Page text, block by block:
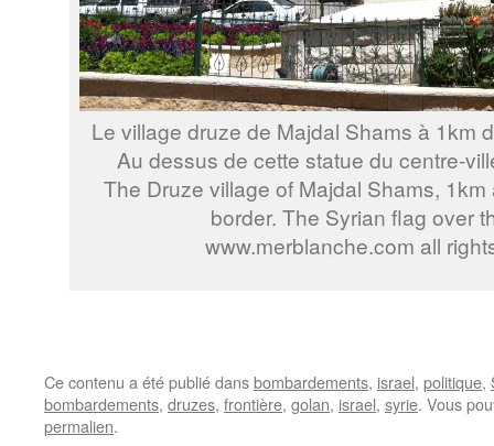
Le village druze de Majdal Shams à 1km
Au dessus de cette statue du centre-
The Druze village of Majdal Shams,
border. The Syrian flag over
www.merblanche.com all
Ce contenu a été publié dansbombardements, israel, politique,
bombardements, druzes, frontière, golan, israel, syrie. Vous
permalien.